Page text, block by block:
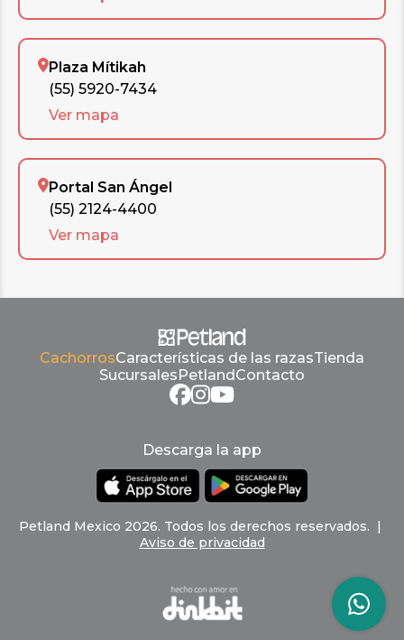
Plaza Mítikah
(55) 5920-7434
Ver mapa
Portal San Ángel
(55) 2124-4400
Ver mapa
CachorrosCaracterísticas de las razasTienda
Sucursales Petland Contacto
Descarga la app
Petland Mexico 2026. Todos los derechos reservados. |
Aviso de privacidad